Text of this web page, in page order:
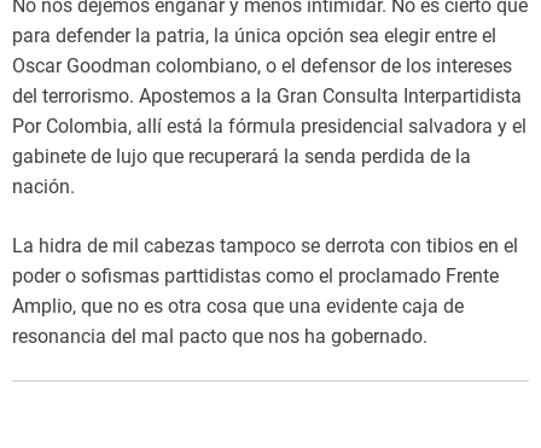
No nos dejemos engañar y menos intimidar. No es cierto que
para defender la patria, la única opción sea elegir entre el
Oscar Goodman colombiano, o el defensor de los intereses
del terrorismo. Apostemos a la Gran Consulta Interpartidista
Por Colombia, allí está la fórmula presidencial salvadora y el
gabinete de lujo que recuperará la senda perdida de la
nación.
La hidra de mil cabezas tampoco se derrota con tibios en el
poder o sofismas parttidistas como el proclamado Frente
Amplio, que no es otra cosa que una evidente caja de
resonancia del mal pacto que nos ha gobernado.